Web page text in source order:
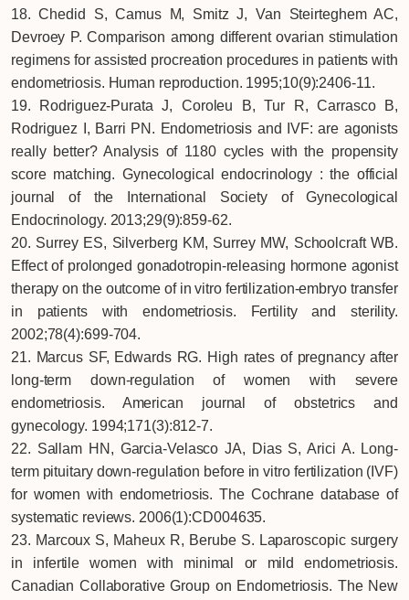
18. Chedid S, Camus M, Smitz J, Van Steirteghem AC,
Devroey P. Comparison among different ovarian stimulation
regimens for assisted procreation procedures in patients with
endometriosis. Human reproduction. 1995;10(9):2406-11.
19. Rodriguez-Purata J, Coroleu B, Tur R, Carrasco B,
Rodriguez I, Barri PN. Endometriosis and IVF: are agonists
really better? Analysis of 1180 cycles with the propensity
score matching. Gynecological endocrinology : the official
journal of the International Society of Gynecological
Endocrinology. 2013;29(9):859-62.
20. Surrey ES, Silverberg KM, Surrey MW, Schoolcraft WB.
Effect of prolonged gonadotropin-releasing hormone agonist
therapy on the outcome of in vitro fertilization-embryo transfer
in patients with endometriosis. Fertility and sterility.
2002;78(4):699-704.
21. Marcus SF, Edwards RG. High rates of pregnancy after
long-term down-regulation of women with severe
endometriosis. American journal of obstetrics and
gynecology. 1994;171(3):812-7.
22. Sallam HN, Garcia-Velasco JA, Dias S, Arici A. Long-
term pituitary down-regulation before in vitro fertilization (IVF)
for women with endometriosis. The Cochrane database of
systematic reviews. 2006(1):CD004635.
23. Marcoux S, Maheux R, Berube S. Laparoscopic surgery
in infertile women with minimal or mild endometriosis.
Canadian Collaborative Group on Endometriosis. The New